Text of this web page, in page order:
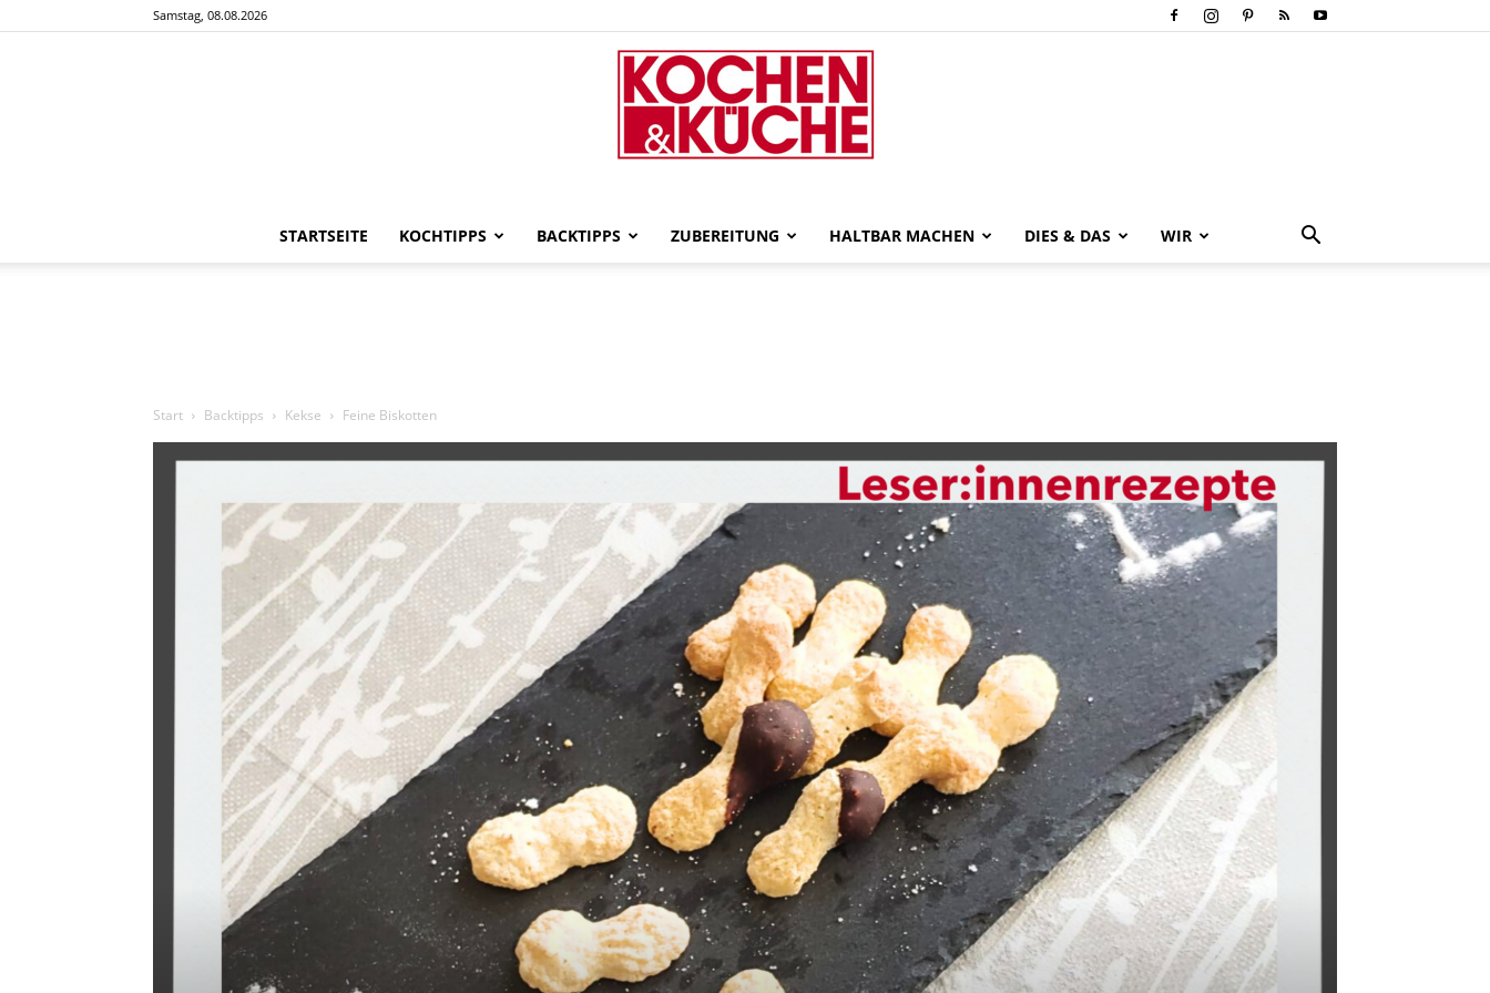
Samstag, 08.08.2026
gut-
STARTSEITE KOCHTIPPS BACKTIPPS ZUBEREITUNG HALTBAR MACHEN DIES & DAS WIR
Start Backtipps Kekse Feine Biskotten